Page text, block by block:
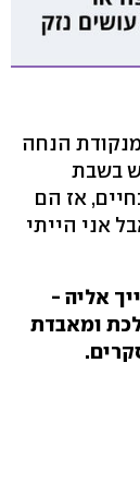
הנחה
בשבת
אז הם
אני הייתי
אליה -
ומאבדת